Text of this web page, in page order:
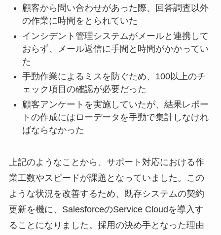
顧客から問い合わせがあった際、回答調査以外
の作業に時間をとられていた
インシデント管理システムがメールと連携して
おらず、メール返信に手間と時間がかかってい
た
手動作業によるミスを防ぐため、100以上のチ
ェック項目の確認が必要だった
顧客アンケートを実施していたが、結果レポー
トの作成にはローデータを手動で集計しなけれ
ばならなかった
上記のようなことから、サポート対応における作
業工数やスピードが課題となっていました。この
ような状況を改善するため、既存システムの契約
更新を機に、SalesforceのService Cloudを導入す
ることになりました。採用の決め手となった理由